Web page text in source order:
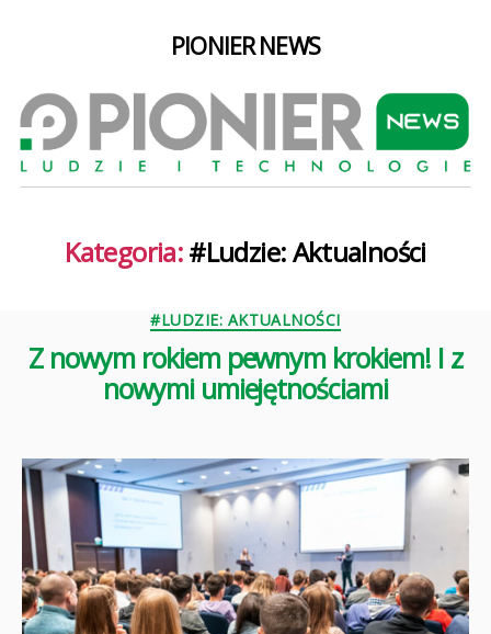
PIONIER NEWS
Kategoria:#Ludzie: Aktualności
Kategorie
#LUDZIE: AKTUALNOŚCI
Z nowym rokiem pewnym krokiem! I z
nowymi umiejętnościami